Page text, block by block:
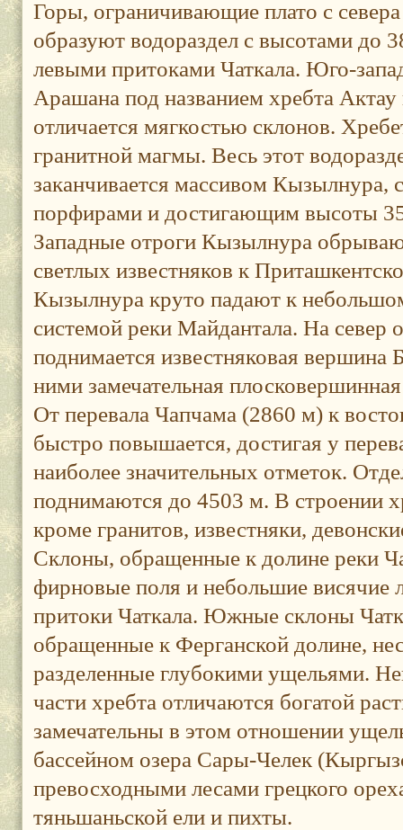
Горы, ограничивающие плато с
образуют водораздел с высотами до
левыми притоками Чаткала. Юго-
Арашана под названием хребта
отличается мягкостью склонов.
гранитной магмы. Весь этот
заканчивается массивом
порфирами и достигающим высоты
Западные отроги Кызылнура
светлых известняков к
Кызылнура круто падают к
системой реки Майдантала. На север
поднимается известняковая
ними замечательная
От перевала Чапчама (2860 м) к
быстро повышается, достигая у
наиболее значительных отметок.
поднимаются до 4503 м. В строении
кроме гранитов, известняки,
Склоны, обращенные к долине реки
фирновые поля и небольшие висячие
притоки Чаткала. Южные склоны
обращенные к Ферганской долине,
разделенные глубокими ущельями.
части хребта отличаются богатой
замечательны в этом отношении
бассейном озера Сары-Челек
превосходными лесами грецкого
тяньшаньской ели и пихты.